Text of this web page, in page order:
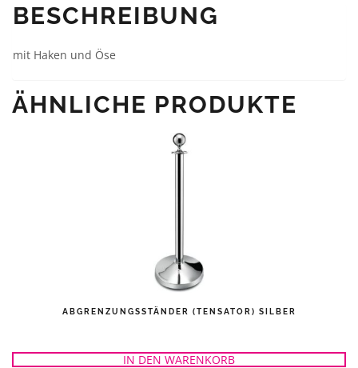
BESCHREIBUNG
mit Haken und Öse
ÄHNLICHE PRODUKTE
ABGRENZUNGSSTÄNDER (TENSATOR) SILBER
IN DEN WARENKORB